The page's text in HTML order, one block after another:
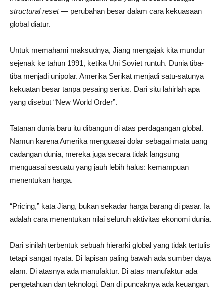
structural reset— perubahan besar dalam cara kekuasaan
global diatur.
Untuk memahami maksudnya, Jiang mengajak kita mundur
sejenak ke tahun 1991, ketika Uni Soviet runtuh. Dunia tiba-
tiba menjadi unipolar. Amerika Serikat menjadi satu-satunya
kekuatan besar tanpa pesaing serius. Dari situ lahirlah apa
yang disebut “New World Order”.
Tatanan dunia baru itu dibangun di atas perdagangan global.
Namun karena Amerika menguasai dolar sebagai mata uang
cadangan dunia, mereka juga secara tidak langsung
menguasai sesuatu yang jauh lebih halus: kemampuan
menentukan harga.
“Pricing,” kata Jiang, bukan sekadar harga barang di pasar. Ia
adalah cara menentukan nilai seluruh aktivitas ekonomi dunia.
Dari sinilah terbentuk sebuah hierarki global yang tidak tertulis
tetapi sangat nyata. Di lapisan paling bawah ada sumber daya
alam. Di atasnya ada manufaktur. Di atas manufaktur ada
pengetahuan dan teknologi. Dan di puncaknya ada keuangan.